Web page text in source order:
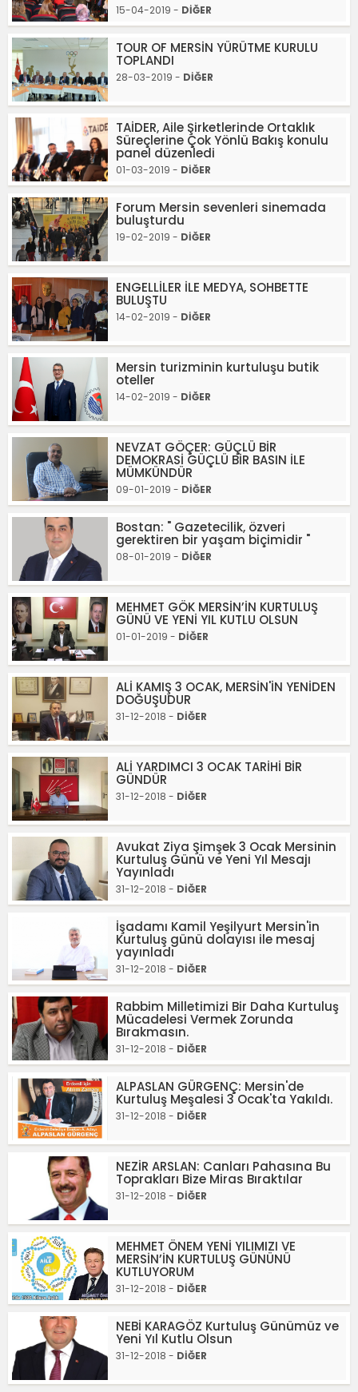
15-04-2019 - DİĞER
TOUR OF MERSİN YÜRÜTME KURULU
TOPLANDI
28-03-2019 - DİĞER
TAİDER, Aile Şirketlerinde Ortaklık
Süreçlerine Çok Yönlü Bakış konulu
panel düzenledi
01-03-2019 - DİĞER
Forum Mersin sevenleri sinemada
buluşturdu
19-02-2019 - DİĞER
ENGELLİLER İLE MEDYA, SOHBETTE
BULUŞTU
14-02-2019 - DİĞER
Mersin turizminin kurtuluşu butik
oteller
14-02-2019 - DİĞER
NEVZAT GÖÇER: GÜÇLÜ BİR
DEMOKRASİ GÜÇLÜ BİR BASIN İLE
MÜMKÜNDÜR
09-01-2019 - DİĞER
Bostan: " Gazetecilik, özveri
gerektiren bir yaşam biçimidir "
08-01-2019 - DİĞER
MEHMET GÖK MERSİN’İN KURTULUŞ
GÜNÜ VE YENİ YIL KUTLU OLSUN
01-01-2019 - DİĞER
ALİ KAMIŞ 3 OCAK, MERSİN'İN YENİDEN
DOĞUŞUDUR
31-12-2018 - DİĞER
ALİ YARDIMCI 3 OCAK TARİHİ BİR
GÜNDÜR
31-12-2018 - DİĞER
Avukat Ziya Şimşek 3 Ocak Mersinin
Kurtuluş Günü ve Yeni Yıl Mesajı
Yayınladı
31-12-2018 - DİĞER
İşadamı Kamil Yeşilyurt Mersin'in
Kurtuluş günü dolayısı ile mesaj
yayınladı
31-12-2018 - DİĞER
Rabbim Milletimizi Bir Daha Kurtuluş
Mücadelesi Vermek Zorunda
Bırakmasın.
31-12-2018 - DİĞER
ALPASLAN GÜRGENÇ: Mersin'de
Kurtuluş Meşalesi 3 Ocak'ta Yakıldı.
31-12-2018 - DİĞER
NEZİR ARSLAN: Canları Pahasına Bu
Toprakları Bize Miras Bıraktılar
31-12-2018 - DİĞER
MEHMET ÖNEM YENİ YILIMIZI VE
MERSİN’İN KURTULUŞ GÜNÜNÜ
KUTLUYORUM
31-12-2018 - DİĞER
NEBİ KARAGÖZ Kurtuluş Günümüz ve
Yeni Yıl Kutlu Olsun
31-12-2018 - DİĞER